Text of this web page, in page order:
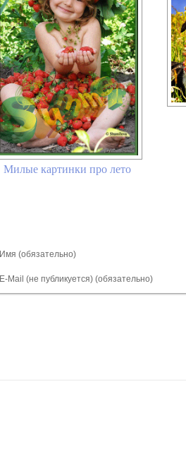
Милые картинки про лето
Имя (обязательно)
E-Mail (не публикуется) (обязательно)